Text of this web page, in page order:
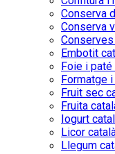
Conserva
Conserva
Embotit
Foie i paté
Formatge
Fruit sec
Fruita
Iogurt
Licor
Llegum